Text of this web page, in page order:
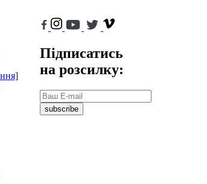
Підписатись
на розсилку:
subscribe